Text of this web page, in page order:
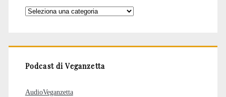
Categorie
Podcast di Veganzetta
AudioVeganzetta